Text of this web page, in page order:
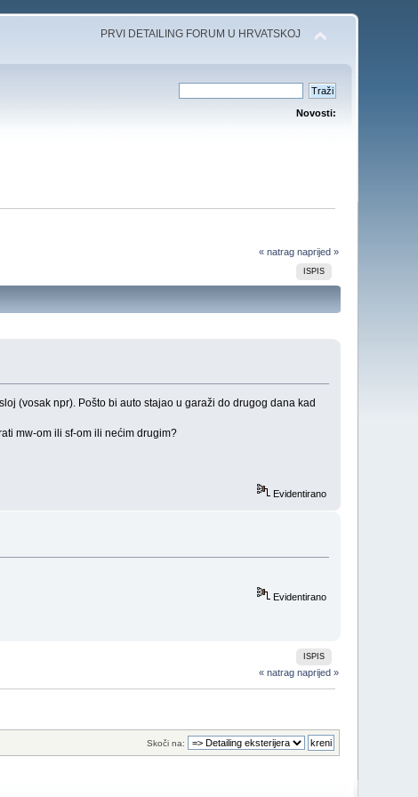
PRVI DETAILING FORUM U HRVATSKOJ
Novosti:
« natrag naprijed »
ISPIS
(vosak npr). Pošto bi auto stajao u garaži do drugog dana kad
mw-om ili sf-om ili nećim drugim?
Evidentirano
Evidentirano
ISPIS
« natrag naprijed »
Skoči na: